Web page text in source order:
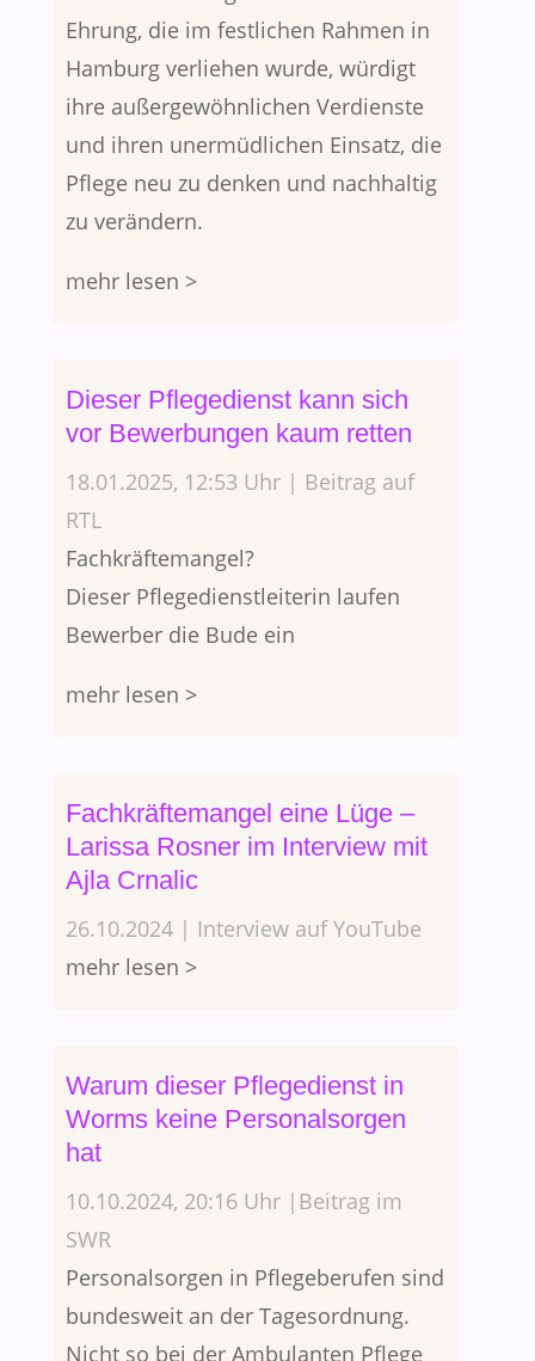
Ehrung, die im festlichen Rahmen in
Hamburg verliehen wurde, würdigt
ihre außergewöhnlichen Verdienste
und ihren unermüdlichen Einsatz, die
Pflege neu zu denken und nachhaltig
zu verändern.
mehr lesen >
Dieser Pflegedienst kann sich
vor Bewerbungen kaum retten
18.01.2025, 12:53 Uhr | Beitrag auf
RTL
Fachkräftemangel?
Dieser Pflegedienstleiterin laufen
Bewerber die Bude ein
mehr lesen >
Fachkräftemangel eine Lüge –
Larissa Rosner im Interview mit
Ajla Crnalic
26.10.2024 | Interview auf YouTube
mehr lesen >
Warum dieser Pflegedienst in
Worms keine Personalsorgen
hat
10.10.2024, 20:16 Uhr |Beitrag im
SWR
Personalsorgen in Pflegeberufen sind
bundesweit an der Tagesordnung.
Nicht so bei der Ambulanten Pflege